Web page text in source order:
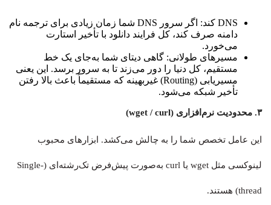
DNS کند: اگر سرور DNS شما زمان زیادی برای ترجمه نام
دامنه صرف کند، کل فرایند دانلود با تأخیر استارت
می‌خورد.
مسیرهای طولانی: گاهی دیتای شما به‌جای یک خط
مستقیم، کل دنیا را دور می‌زند تا به سرور برسد. این یعنی
مسیریابی (Routing) غیربهینه که مستقیماً باعث بالا رفتن
تأخیر شبکه می‌شود.
۳. محدودیت نرم‌افزاری (wget / curl)
این عامل تخصص شما را به چالش می‌کشد. ابزارهای محبوب
لینوکسی مثل wget یا curl به‌صورت پیش‌فرض تک‌رشته‌ای (Single-
thread) هستند.